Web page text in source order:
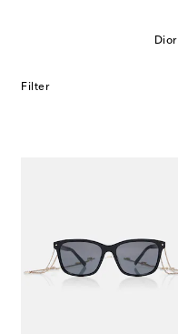
– jede Brille von Dior
Filter